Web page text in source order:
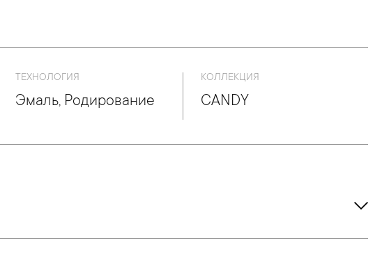
ТЕХНОЛОГИЯ
Эмаль, Родирование
КОЛЛЕКЦИЯ
CANDY